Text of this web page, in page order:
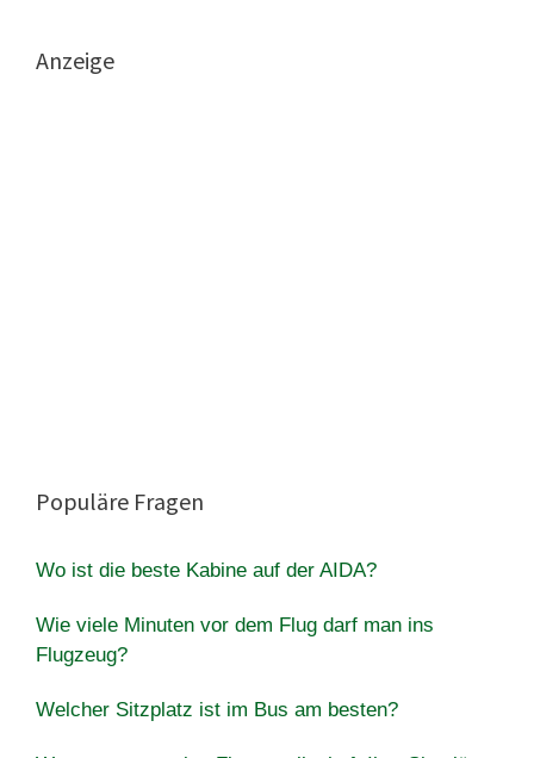
Anzeige
Populäre Fragen
Wo ist die beste Kabine auf der AIDA?
Wie viele Minuten vor dem Flug darf man ins
Flugzeug?
Welcher Sitzplatz ist im Bus am besten?